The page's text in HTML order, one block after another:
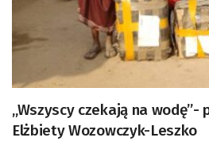
„Wszyscy czekają na wodę”-
Elżbiety Wozowczyk-Leszko